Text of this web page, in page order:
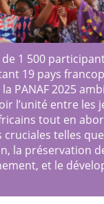
de 1 500
19 pays
la PANAF 2025
l’unité entre les
tout en
cruciales telles que
la préservation
et le